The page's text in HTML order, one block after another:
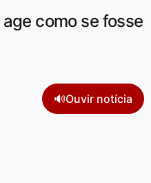
como se fosse
🔊Ouvir notícia